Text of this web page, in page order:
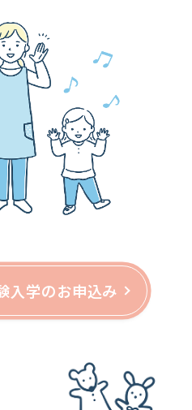
入学のお申込み